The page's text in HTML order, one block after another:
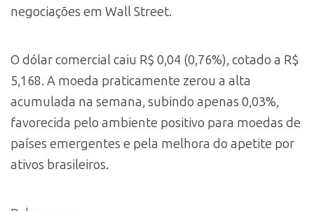
negociações em Wall Street.
O dólar comercial caiu R$ 0,04 (0,76%), cotado a R$
5,168. A moeda praticamente zerou a alta
acumulada na semana, subindo apenas 0,03%,
favorecida pelo ambiente positivo para moedas de
países emergentes e pela melhora do apetite por
ativos brasileiros.